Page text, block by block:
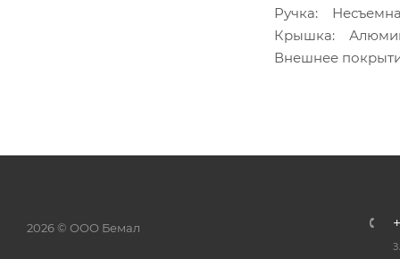
Ручка:
Крышка:
Внешнее
2026 © ООО Бемал